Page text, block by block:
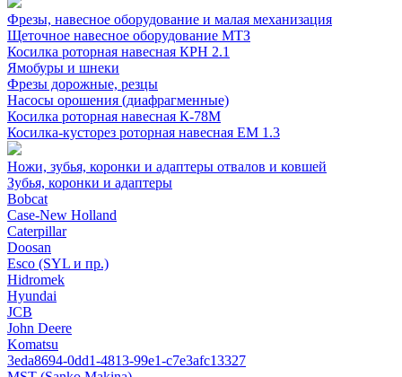
Фрезы, навесное оборудование и малая механизация
Щеточное навесное оборудование МТЗ
Косилка роторная навесная КРН 2.1
Ямобуры и шнеки
Фрезы дорожные, резцы
Насосы орошения (диафрагменные)
Косилка роторная навесная К-78М
Косилка-кусторез роторная навесная ЕМ 1.3
Ножи, зубья, коронки и адаптеры отвалов и ковшей
Зубья, коронки и адаптеры
Bobcat
Case-New Holland
Caterpillar
Doosan
Esco (SYL и пр.)
Hidromek
Hyundai
JCB
John Deere
Komatsu
3eda8694-0dd1-4813-99e1-c7e3afc13327